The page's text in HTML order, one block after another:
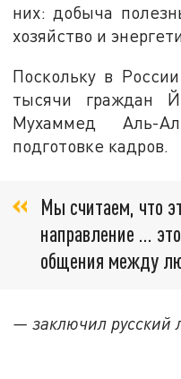
них: добыча
хозяйство и
Поскольку в
тысячи граждан
Мухаммед Аль-
подготовке кадров.
Мы считаем, что
направление …
общения между
— заключил русский